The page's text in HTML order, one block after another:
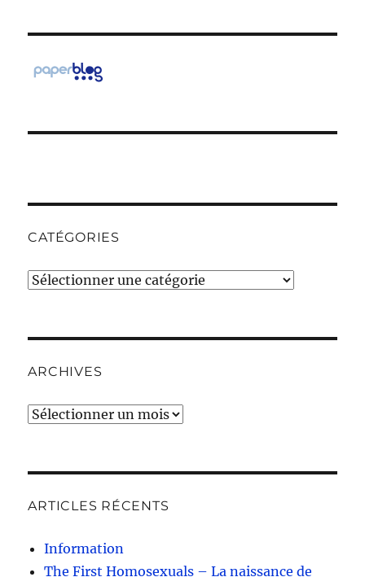
CATÉGORIES
Catégories
ARCHIVES
Archives
ARTICLES RÉCENTS
Information
The First Homosexuals – La naissance de